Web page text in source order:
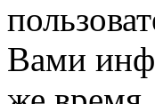
Вами